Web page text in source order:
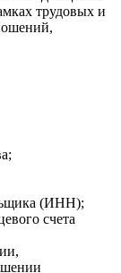
трудовых и
(ИНН);
счета